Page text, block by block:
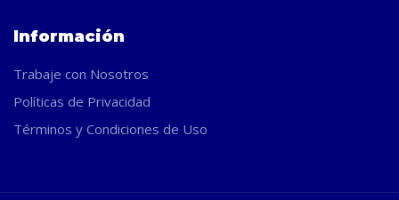
Información
Trabaje con Nosotros
Políticas de Privacidad
Términos y Condiciones de Uso